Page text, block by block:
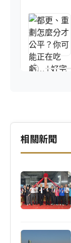
相關新聞